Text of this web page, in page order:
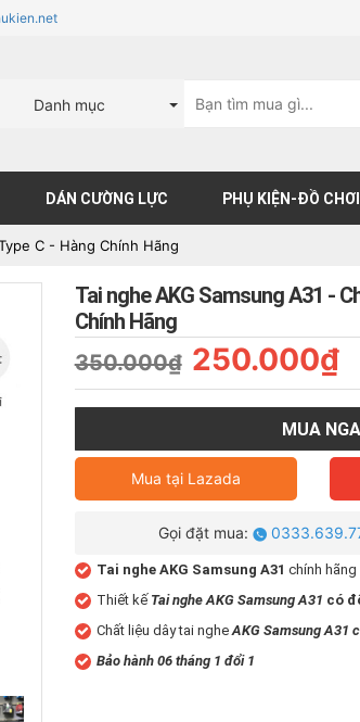
Danh mục
DÁN CƯỜNG LỰC PHỤ KIỆN-ĐỒ CHƠI
C - Hàng Chính Hãng
Tai nghe AKG Samsung A31 -
Chính Hãng
350.000₫ 250.000₫
MUA
Mua tại Lazada
Gọi đặt mua:
Tai nghe AKG Samsung A31 chính hãng
Thiết kế Tai nghe AKG Samsung A31 có
Chất liệu dây tai nghe AKG Samsung A31
Bảo hành 06 tháng 1 đổi 1